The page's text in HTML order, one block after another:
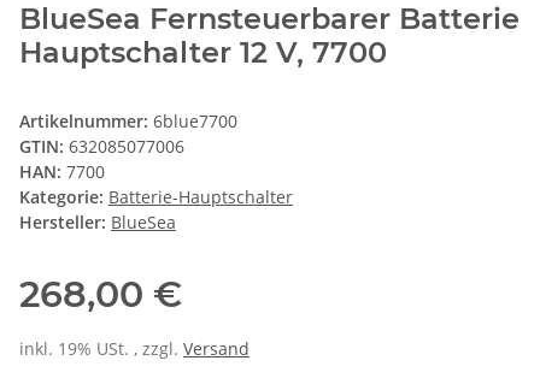
BlueSea Fernsteuerbarer Batterie
Hauptschalter 12 V, 7700
Artikelnummer: 6blue7700
GTIN: 632085077006
HAN: 7700
Kategorie: Batterie-Hauptschalter
Hersteller: BlueSea
268,00 €
inkl. 19% USt. , zzgl. Versand